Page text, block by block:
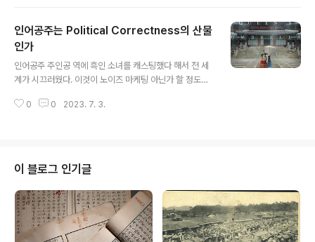
들어오기는 했는데 비싸서 헌책방에서 과월호를 구해도 봤
었다. 필자의 영어가 볼 만한 것이 있다면 구할은 이 잡지
덕이다. 엄선된 사진, 뛰어난 필진, 비중있는 편집, 이 잡지
는 내게 있어 완벽 그 자체였다. 완성도 면에 있어 이 잡지
대이다 (이 당시에 전세계적으로 1200만부가 팔렸다고 하
인어공주는 Political Correctness의 산물
인가
인어공주 주인공 역에 흑인 소녀를 캐스팅했다 해서 전 세
계가 시끄러웠다. 이것이 노이즈 마케팅 아닌가 할 정도로
스팅을 일종의 political correctness (PC)의 산물로 보
상품으로 본다. 그것도 아주 철저하게. 흥행이 된다면 디즈
니는 인어공주를 사람이 아니라 가재라도 캐스팅했을 것이
다. 각설하고-. 디즈니는 최근 애니매이션을 세계 각국 문
화를 섭렵하며 흥행하고 있다. 간단히 보면, 모아나 (남태평
양) 뮬란 (중국) 포카혼타스 (북미원주민) 겨..
0 0 2023. 7. 3.
이 블로그 인기글